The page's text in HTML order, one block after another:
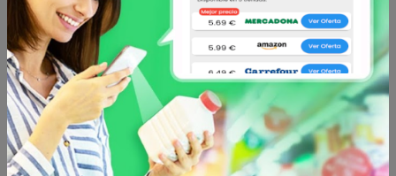
desde
22.6 €
desde
2.69 €